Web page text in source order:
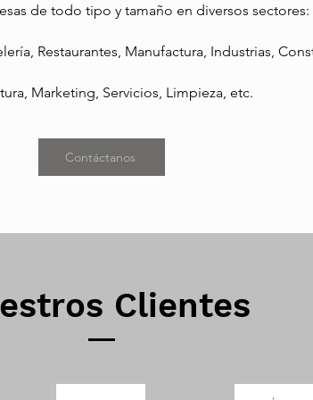
de todo tipo y tamaño en diversos sectores:
Restaurantes, Manufactura, Industrias,
Marketing, Servicios, Limpieza, etc.
Contáctanos
Clientes